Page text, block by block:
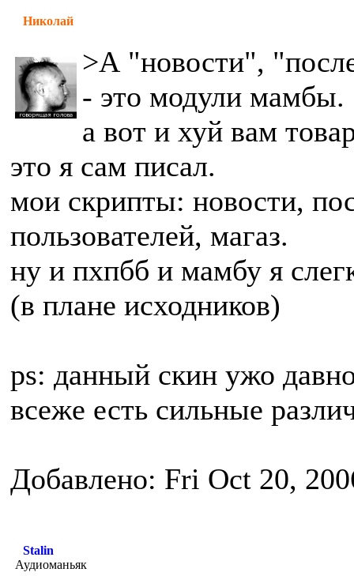
Николай
>А "новости",
- это модули мамбы.
а вот и хуй вам
это я сам писал.
мои скрипты: новости,
пользователей, магаз.
ну и пхпбб и мамбу я
(в плане исходников)
ps: данный скин ужо
всеже есть сильные
Добавлено: Fri Oct 20,
Stalin
Аудиоманьяк